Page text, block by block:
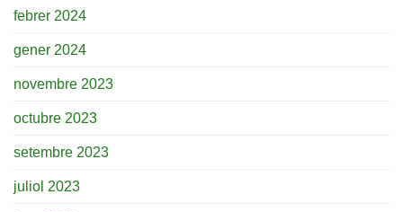
febrer 2024
gener 2024
novembre 2023
octubre 2023
setembre 2023
juliol 2023